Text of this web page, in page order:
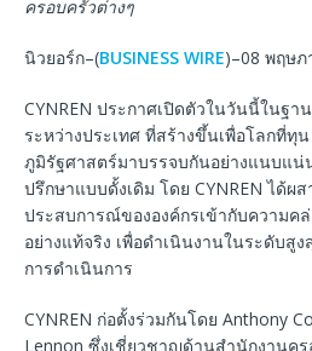
ครอบครัวต่างๆ
นิวยอร์ก–(BUSINESS WIRE)–08 พฤษภ
CYNREN ประกาศเปิดตัวในวันนี้ในฐ
ระหว่างประเทศ ที่สร้างขึ้นเพื่อโลกที่ทุ
ภูมิรัฐศาสตร์มาบรรจบกันอย่างแนบแน่
ปรึกษาแบบดั้งเดิม โดย CYNREN ได้ผ
ประสบการณ์ขององค์กรเข้ากับความค
อย่างแท้จริง เพื่อดำเนินงานในระดับสู
การดำเนินการ
CYNREN ก่อตั้งร่วมกันโดย Anthony
Lennon ซึ่งเชี่ยวชาญด้านสำนักงานค